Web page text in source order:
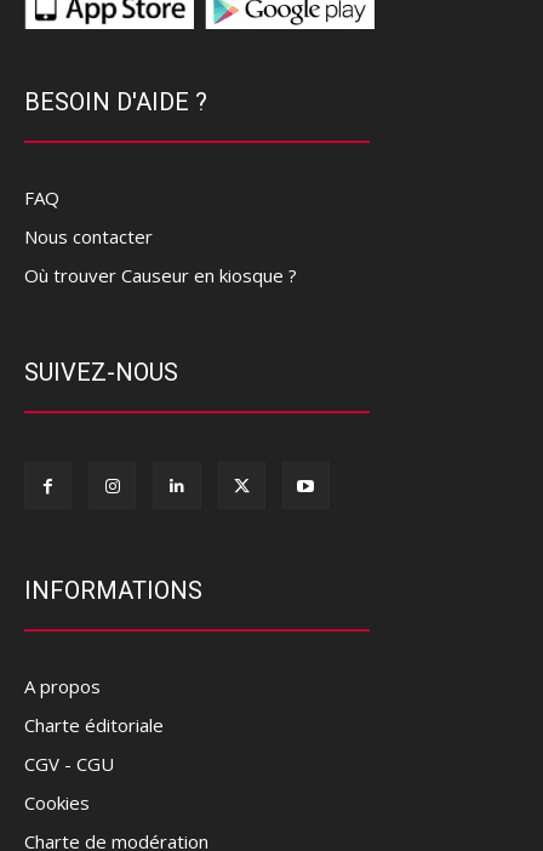
BESOIN D'AIDE ?
FAQ
Nous contacter
Où trouver Causeur en kiosque ?
SUIVEZ-NOUS
INFORMATIONS
A propos
Charte éditoriale
CGV - CGU
Cookies
Charte de modération